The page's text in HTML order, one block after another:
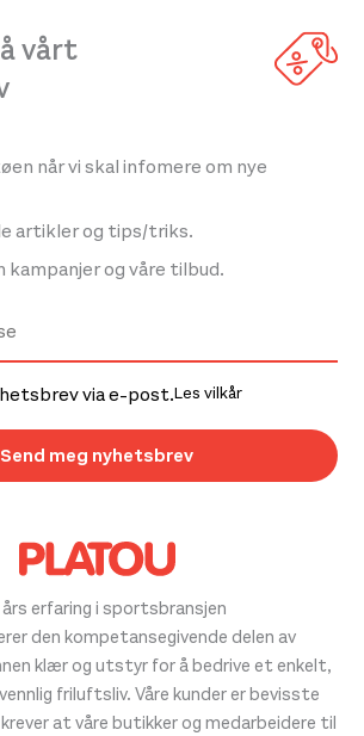
erfaring i sportsbransjen
den kompetansegivende delen av
klær og utstyr for å bedrive et enkelt,
friluftsliv. Våre kunder er bevisste
at våre butikker og medarbeidere til
vårt
når vi skal infomere om nye
artikler og tips/triks.
kampanjer og våre tilbud.
via e-post.Les vilkår